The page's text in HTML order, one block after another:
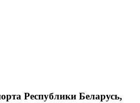
Республики Беларусь,